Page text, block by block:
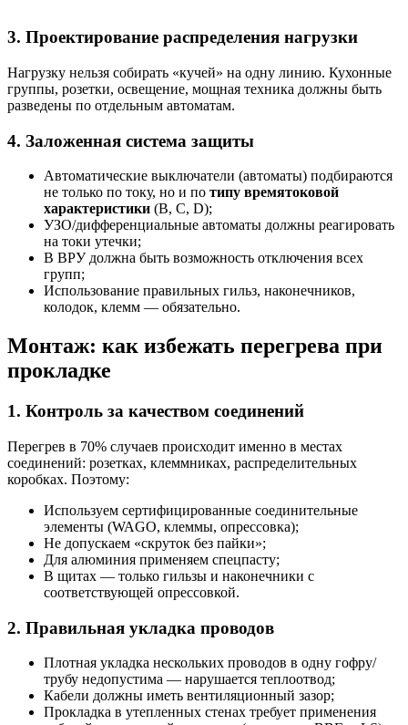
3. Проектирование распределения нагрузки
Нагрузку нельзя собирать «кучей» на одну линию. Кухонные
группы, розетки, освещение, мощная техника должны быть
разведены по отдельным автоматам.
4. Заложенная система защиты
Автоматические выключатели (автоматы) подбираются
не только по току, но и по типу времятоковой
характеристики (B, C, D);
УЗО/дифференциальные автоматы должны реагировать
на токи утечки;
В ВРУ должна быть возможность отключения всех
групп;
Использование правильных гильз, наконечников,
колодок, клемм — обязательно.
Монтаж: как избежать перегрева при
прокладке
1. Контроль за качеством соединений
Перегрев в 70% случаев происходит именно в местах
соединений: розетках, клеммниках, распределительных
коробках. Поэтому:
Используем сертифицированные соединительные
элементы (WAGO, клеммы, опрессовка);
Не допускаем «скруток без пайки»;
Для алюминия применяем спецпасту;
В щитах — только гильзы и наконечники с
соответствующей опрессовкой.
2. Правильная укладка проводов
Плотная укладка нескольких проводов в одну гофру/
трубу недопустима — нарушается теплоотвод;
Кабели должны иметь вентиляционный зазор;
Прокладка в утепленных стенах требует применения